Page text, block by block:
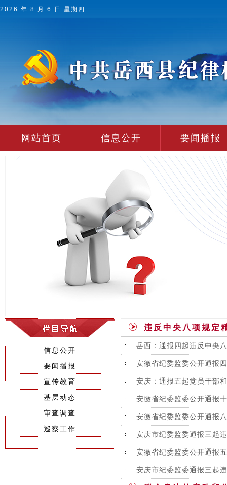
2026 年 8 月 6 日 星期四
网站首页 信息公开 要闻播报
信息公开
要闻播报
宣传教育
基层动态
审查调查
巡察工作
违反中央八项规定
岳西：通报四起违反中央
安徽省纪委监委公开通报
安庆：通报五起党员干部
安徽省纪委监委公开通报
安徽省纪委监委公开通报
安庆市纪委监委通报三起
安徽省纪委监委公开通报
安庆市纪委监委通报三起